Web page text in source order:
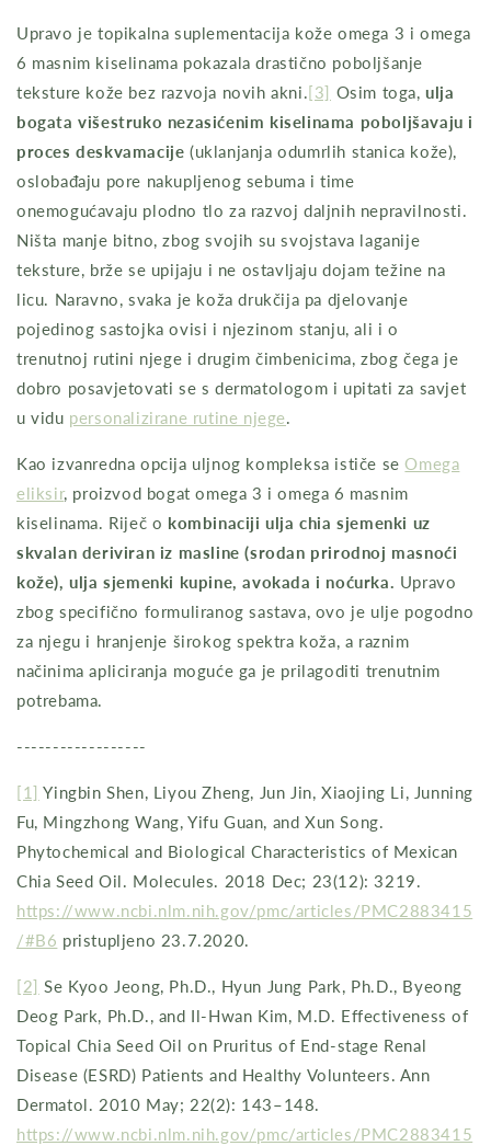
Upravo je topikalna suplementacija kože omega 3 i omega
6 masnim kiselinama pokazala drastično poboljšanje
teksture kože bez razvoja novih akni.[3] Osim toga,ulja
bogata višestruko nezasićenim kiselinama poboljšavaju i
proces deskvamacije (uklanjanja odumrlih stanica kože),
oslobađaju pore nakupljenog sebuma i time
onemogućavaju plodno tlo za razvoj daljnih nepravilnosti.
Ništa manje bitno, zbog svojih su svojstava laganije
teksture, brže se upijaju i ne ostavljaju dojam težine na
licu. Naravno, svaka je koža drukčija pa djelovanje
pojedinog sastojka ovisi i njezinom stanju, ali i o
trenutnoj rutini njege i drugim čimbenicima, zbog čega je
dobro posavjetovati se s dermatologom i upitati za savjet
u vidu personalizirane rutine njege.
Kao izvanredna opcija uljnog kompleksa ističe seOmega
eliksir, proizvod bogat omega 3 i omega 6 masnim
kiselinama. Riječ o kombinaciji ulja chia sjemenki uz
skvalan deriviran iz masline (srodan prirodnoj masnoći
kože), ulja sjemenki kupine, avokada i noćurka. Upravo
zbog specifično formuliranog sastava, ovo je ulje pogodno
za njegu i hranjenje širokog spektra koža, a raznim
načinima apliciranja moguće ga je prilagoditi trenutnim
potrebama.
------------------
[1] Yingbin Shen, Liyou Zheng, Jun Jin, Xiaojing Li, Junning
Fu, Mingzhong Wang, Yifu Guan, and Xun Song.
Phytochemical and Biological Characteristics of Mexican
Chia Seed Oil. Molecules. 2018 Dec; 23(12): 3219.
https://www.ncbi.nlm.nih.gov/pmc/articles/PMC2883415
/#B6 pristupljeno 23.7.2020.
[2] Se Kyoo Jeong, Ph.D., Hyun Jung Park, Ph.D., Byeong
Deog Park, Ph.D., and Il-Hwan Kim, M.D. Effectiveness of
Topical Chia Seed Oil on Pruritus of End-stage Renal
Disease (ESRD) Patients and Healthy Volunteers. Ann
Dermatol. 2010 May; 22(2): 143–148.
https://www.ncbi.nlm.nih.gov/pmc/articles/PMC2883415